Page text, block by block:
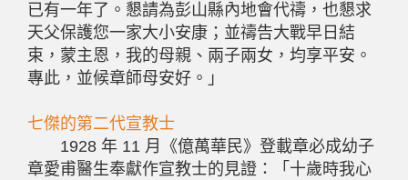
已有一年了。懇請為彭山縣內地會代禱，也懇求
天父保護您一家大小安康；並禱告大戰早日結
束，蒙主恩，我的母親、兩子兩女，均享平安。
專此，並候章師母安好。」
七傑的第二代宣教士
1928 年 11 月《億萬華民》登載章必成幼子
章愛甫醫生奉獻作宣教士的見證：「十歲時我心